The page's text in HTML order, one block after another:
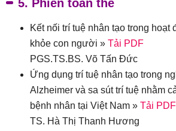
5. Phiên toàn thể
Kết nối trí tuệ nhân tạo trong hoạt
khỏe con người » Tải PDF
PGS.TS.BS. Võ Tấn Đức
Ứng dụng trí tuệ nhân tạo trong
Alzheimer và sa sút trí tuệ nhằm
bệnh nhân tại Việt Nam » Tải PDF
TS. Hà Thị Thanh Hương